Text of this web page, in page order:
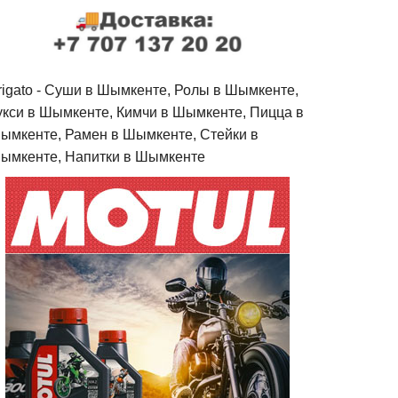
- Cуши в Шымкенте, Ролы в Шымкенте,
в Шымкенте, Кимчи в Шымкенте, Пицца в
Рамен в Шымкенте, Стейки в
Напитки в Шымкенте